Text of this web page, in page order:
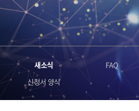
새소식 FAQ
신청서 양식